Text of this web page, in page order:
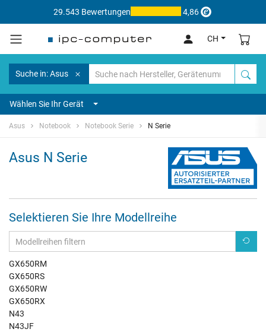
29.543 Bewertungen 4,86
CH
Suche in: Asus
Wählen Sie Ihr Gerät
Asus Notebook Notebook Serie N Serie
Asus N Serie
Selektieren Sie Ihre Modellreihe
GX650RM
GX650RS
GX650RW
GX650RX
N43
N43JF